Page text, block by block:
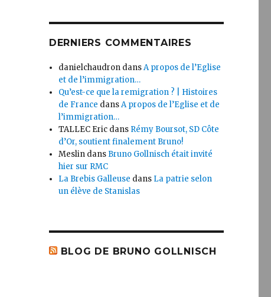
DERNIERS COMMENTAIRES
danielchaudron dansA propos de l’Eglise
et de l’immigration…
Qu’est-ce que la remigration ? | Histoires
de France dansA propos de l’Eglise et de
l’immigration…
TALLEC Eric dans Rémy Boursot, SD Côte
d’Or, soutient finalement Bruno!
Meslin dans Bruno Gollnisch était invité
hier sur RMC
La Brebis Galleuse dans La patrie selon
un élève de Stanislas
BLOG DE BRUNO GOLLNISCH